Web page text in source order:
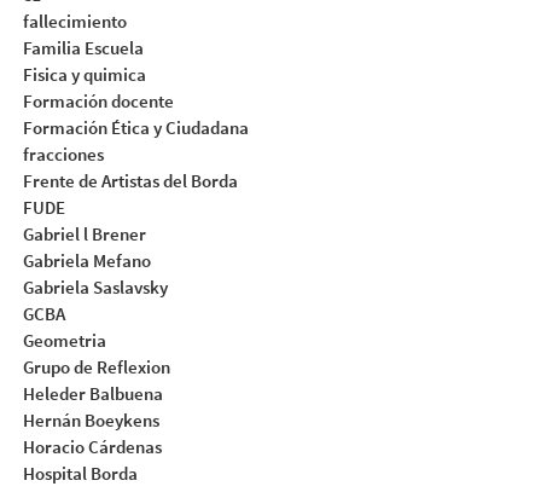
fallecimiento
Familia Escuela
Fisica y quimica
Formación docente
Formación Ética y Ciudadana
fracciones
Frente de Artistas del Borda
FUDE
Gabriel l Brener
Gabriela Mefano
Gabriela Saslavsky
GCBA
Geometria
Grupo de Reflexion
Heleder Balbuena
Hernán Boeykens
Horacio Cárdenas
Hospital Borda